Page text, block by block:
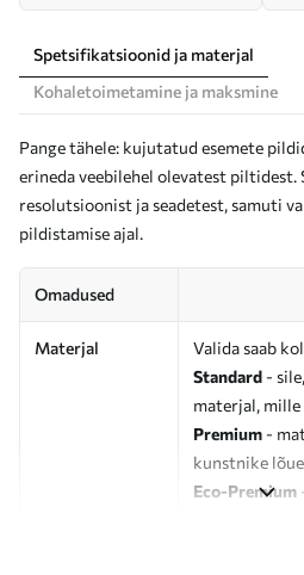
Spetsifikatsioonid ja materjal
Kohaletoimetamine ja maksmine
Pange tähele: kujutatud esemete
erineda veebilehel olevatest
resolutsioonist ja seadetest, samuti
pildistamise ajal.
Omadused
Materjal
Valida saab
Standard -
materjal,
Premium -
kunstnike
Eco-Premium